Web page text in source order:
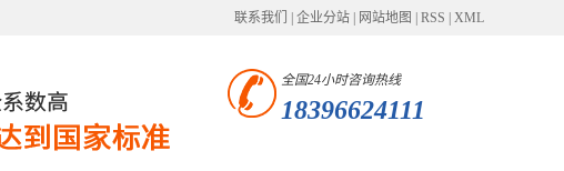
联系我们 企业分站 网站地图 RSS XML
全国24小时咨询热线
18396624111